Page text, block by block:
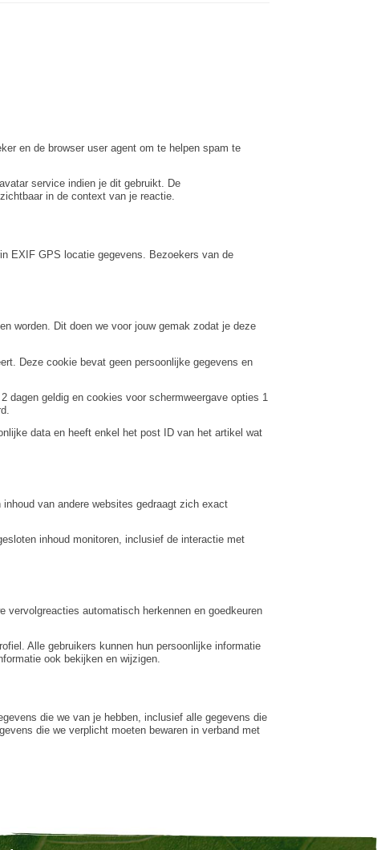
en de browser user agent om te helpen spam te
service indien je dit gebruikt. De
in de context van je reactie.
EXIF GPS locatie gegevens. Bezoekers van de
worden. Dit doen we voor jouw gemak zodat je deze
Deze cookie bevat geen persoonlijke gegevens en
dagen geldig en cookies voor schermweergave opties 1
data en heeft enkel het post ID van het artikel wat
van andere websites gedraagt zich exact
inhoud monitoren, inclusief de interactie met
vervolgreacties automatisch herkennen en goedkeuren
Alle gebruikers kunnen hun persoonlijke informatie
ook bekijken en wijzigen.
die we van je hebben, inclusief alle gegevens die
die we verplicht moeten bewaren in verband met